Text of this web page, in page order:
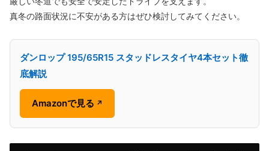
真冬の路面状況に不安がある方はぜひ検討してみてください。
ダンロップ 195/65R15 スタッドレスタイヤ4本セット徹
底解説
Amazonで見る ↗